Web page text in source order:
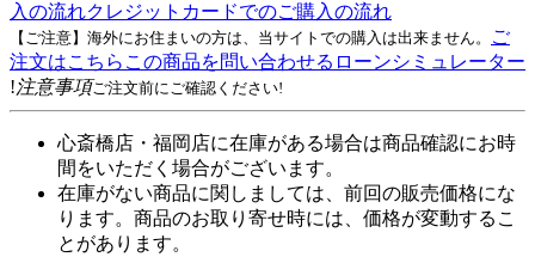
入の流れクレジットカードでのご購入の流れ
【ご注意】海外にお住まいの方は、当サイトでの購入は出来ません。
ご
注文はこちら この商品を問い合わせる ローンシミュレーター
!注意事項ご注文前にご確認ください!
心斎橋店・福岡店に在庫がある場合は商品確認にお時
間をいただく場合がございます。
在庫がない商品に関しましては、前回の販売価格にな
ります。商品のお取り寄せ時には、価格が変動するこ
とがあります。